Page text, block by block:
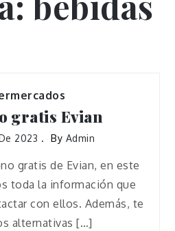
gratis Evian
2023 By Admin
gratis de Evian, en este
toda la información que
con ellos. Además, te
alternativas […]